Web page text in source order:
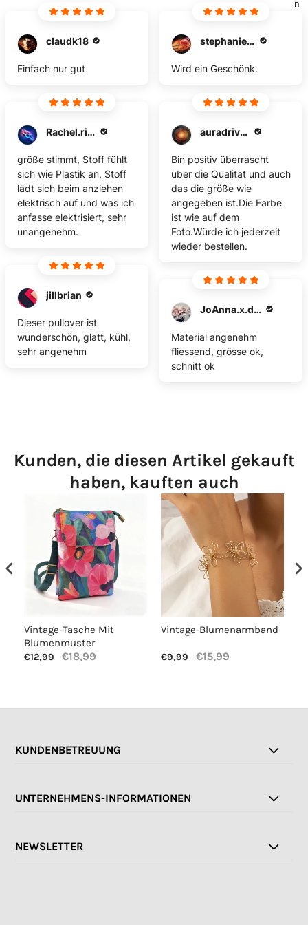
n
claudk18
Einfach nur gut
stephanie.hensch
Wird ein Geschönk.
Rachel.riding13
größe stimmt, Stoff fühlt
sich wie Plastik an, Stoff
lädt sich beim anziehen
elektrisch auf und was ich
anfasse elektrisiert, sehr
unangenehm.
auradrivas
Bin positiv überrascht
über die Qualität und auch
das die größe wie
angegeben ist.Die Farbe
ist wie auf dem
Foto.Würde ich jederzeit
wieder bestellen.
jillbrian
Dieser pullover ist
wunderschön, glatt, kühl,
sehr angenehm
JoAnna.x.dempsey
Material angenehm
fliessend, grösse ok,
schnitt ok
Kunden, die diesen Artikel gekauft
haben, kauften auch
Vintage-Tasche Mit
Blumenmuster
€12,99 €18,99
Vintage-Blumenarmband
€9,99 €15,99
KUNDENBETREUUNG
UNTERNEHMENS-INFORMATIONEN
NEWSLETTER